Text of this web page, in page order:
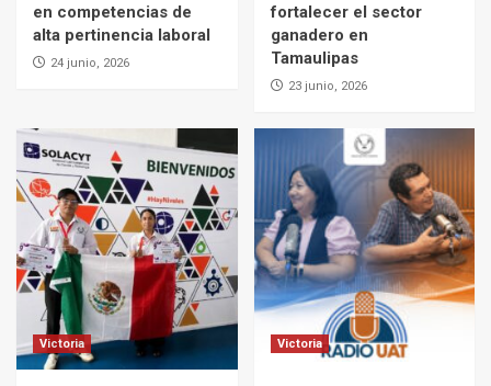
en competencias de
alta pertinencia laboral
24 junio, 2026
fortalecer el sector
ganadero en
Tamaulipas
23 junio, 2026
Victoria Victoria